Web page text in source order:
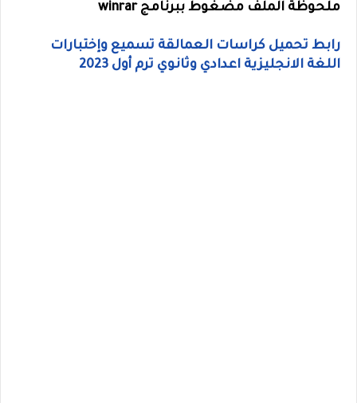
ملحوظة الملف مضغوط ببرنامج winrar
رابط تحميل كراسات العمالقة تسميع وإختبارات
اللغة الانجليزية اعدادي وثانوي ترم أول 2023